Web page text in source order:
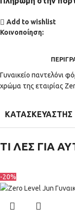
Add to wishlist
Κοινοποίηση:
Γυναικείο παντελόνι
χρώμα της εταιρίας
ΚΑΤΑΣΚΕΥΑΣΤΉΣ
ΤΙ ΛΕΣ ΓΙΑ
-20%